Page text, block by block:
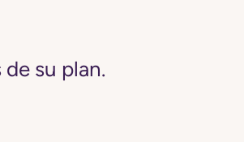
su plan.